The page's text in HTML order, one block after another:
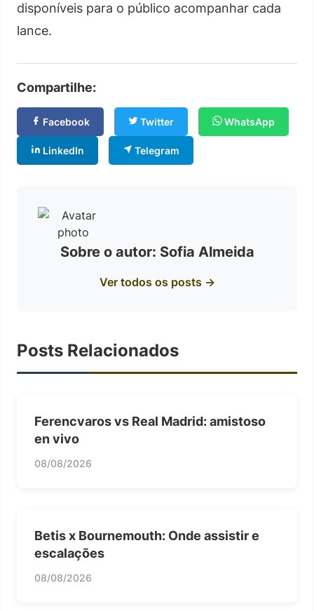
disponíveis para o público acompanhar cada
lance.
Compartilhe:
Facebook Twitter WhatsApp
LinkedIn Telegram
Sobre o autor: Sofia Almeida
Ver todos os posts →
Posts Relacionados
Ferencvaros vs Real Madrid: amistoso
en vivo
08/08/2026
Betis x Bournemouth: Onde assistir e
escalações
08/08/2026